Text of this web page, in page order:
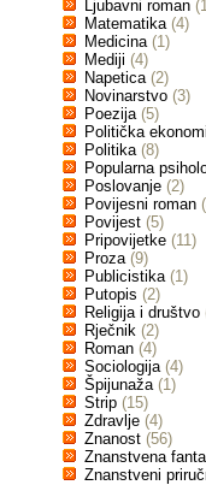
Ljubavni roman
Matematika (4)
Medicina (1)
Mediji (4)
Napetica (2)
Novinarstvo (3)
Poezija (5)
Politička
Politika (8)
Popularna
Poslovanje (2)
Povijesni roman
Povijest (5)
Pripovijetke (11)
Proza (9)
Publicistika (1)
Putopis (2)
Religija i društvo
Rječnik (2)
Roman (4)
Sociologija (4)
Špijunaža (1)
Strip (15)
Zdravlje (4)
Znanost (56)
Znanstvena
Znanstveni